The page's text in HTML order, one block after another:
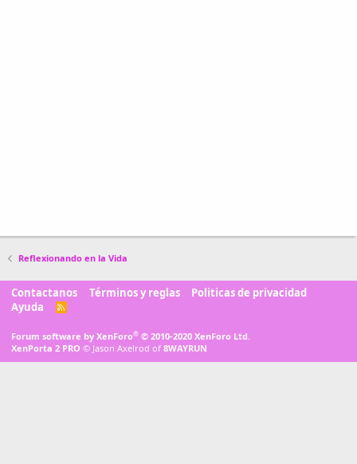
Reflexionando en la Vida
Contactanos Términos y reglas
Politicas de privacidad
Ayuda
R
Forum software by XenForo® © 2010-2020 XenForo Ltd.
XenPorta 2 PRO © Jason Axelrod of 8WAYRUN